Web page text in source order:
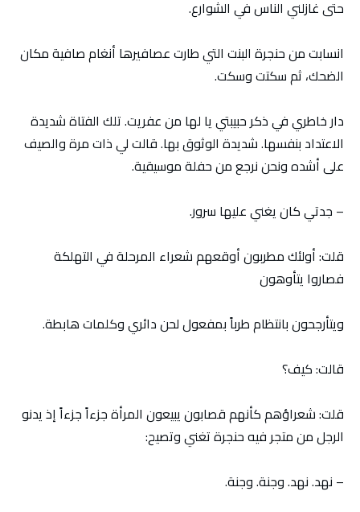
حتى غازلني الناس في الشوارع.
انسابت من حنجرة البنت التي طارت عصافيرها أنغام صافية مكان
الضحك، ثم سكتت وسكت.
دار خاطري في ذكر حبيبتي يا لها من عفريت. تلك الفتاة شديدة
الاعتداد بنفسها. شديدة الوثوق بها. قالت لي ذات مرة والصيف
على أشده ونحن نرجع من حفلة موسيقية.
– جدتي كان يغني عليها سرور.
قلت: أولئك مطربون أوقعهم شعراء المرحلة في التهلكة
فصاروا يتأوهون
ويتأرجحون بانتظام طرباً بمفعول لحن دائري وكلمات هابطة.
قالت: كيف؟
قلت: شعراؤهم كأنهم قصابون يبيعون المرأة جزءاً جزءاً إذ يدنو
الرجل من متجر فيه حنجرة تغني وتصيح:
– نهد. نهد. وجنة. وجنة.